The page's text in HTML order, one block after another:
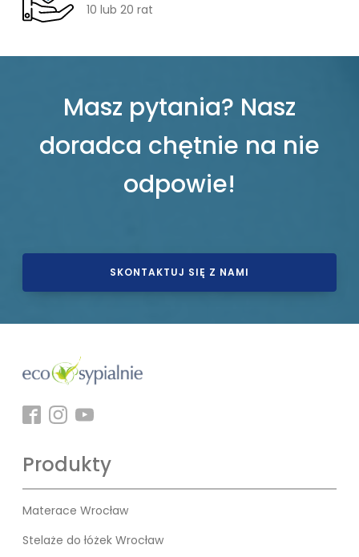
10 lub 20 rat
Masz pytania? Nasz
doradca chętnie na nie
odpowie!
SKONTAKTUJ SIĘ Z NAMI
Produkty
Materace Wrocław
Stelaże do łóżek Wrocław